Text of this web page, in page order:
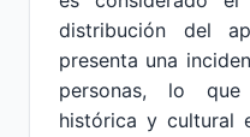
distribución del
presenta una
personas, lo
histórica y cultural